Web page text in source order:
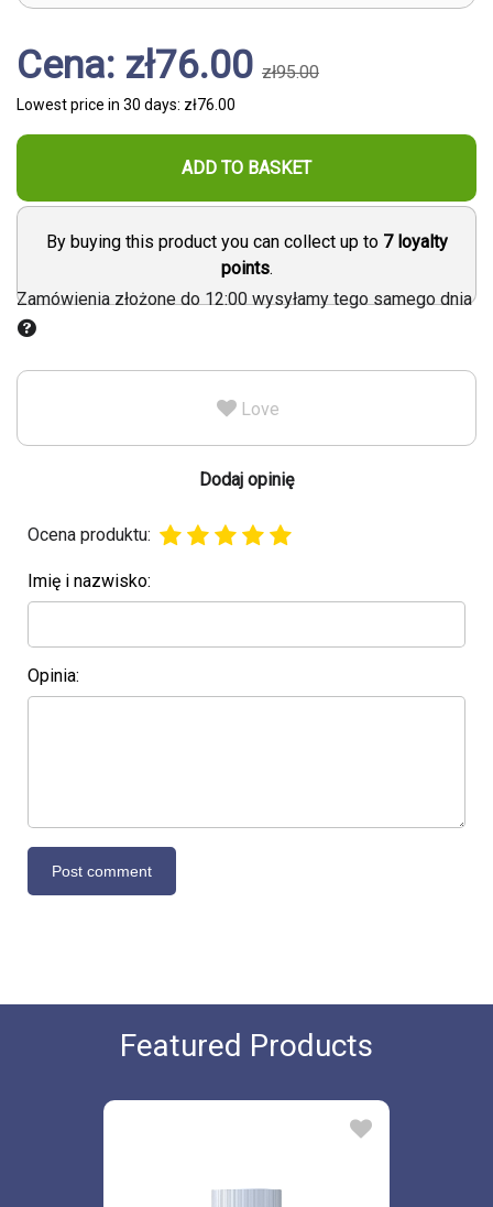
Cena: zł76.00 zł95.00
Lowest price in 30 days: zł76.00
ADD TO BASKET
By buying this product you can collect up to 7loyalty
points.
Zamówienia złożone do 12:00 wysyłamy tego samego dnia
Love
Dodaj opinię
Ocena produktu:
Imię i nazwisko:
Opinia:
Featured Products